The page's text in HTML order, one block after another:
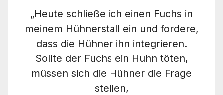
„Heute schließe ich einen Fuchs in
meinem Hühnerstall ein und fordere,
dass die Hühner ihn integrieren.
Sollte der Fuchs ein Huhn töten,
müssen sich die Hühner die Frage
stellen,